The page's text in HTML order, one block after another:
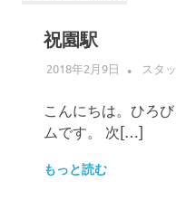
祝園駅
2018年2月9日 ADMIN
スタ
こんにちは。ひろ
ムです。 次[…]
もっと読む